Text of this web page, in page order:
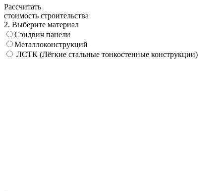
Рассчитать
стоимость строительства
2. Выберите материал
Сэндвич панели
Металлоконструкций
ЛСТК (Лёгкие стальные тонкостенные конструкции)